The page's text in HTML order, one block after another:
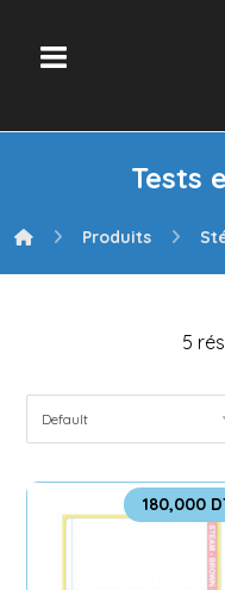
Tests
Produits
5
180,000